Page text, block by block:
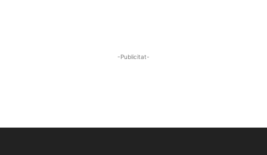
-Publicitat-